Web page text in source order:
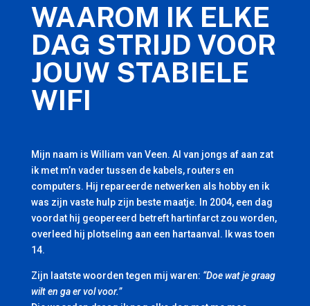
WAAROM IK ELKE
DAG STRIJD VOOR
JOUW STABIELE
WIFI
Mijn naam is William van Veen. Al van jongs af aan zat
ik met m’n vader tussen de kabels, routers en
computers. Hij repareerde netwerken als hobby en ik
was zijn vaste hulp zijn beste maatje. In 2004, een dag
voordat hij geopereerd betreft hartinfarct zou worden,
overleed hij plotseling aan een hartaanval. Ik was toen
14.
Zijn laatste woorden tegen mij waren: “Doe wat je graag
wilt en ga er vol voor.”